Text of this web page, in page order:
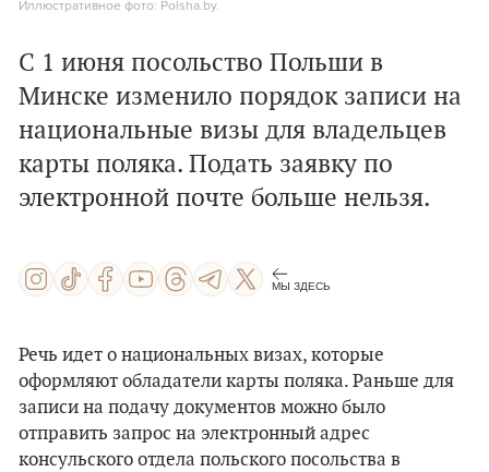
Иллюстративное фото: Polsha.by.
С 1 июня посольство Польши в
Минске изменило порядок записи на
национальные визы для владельцев
карты поляка. Подать заявку по
электронной почте больше нельзя.
МЫ ЗДЕСЬ
Речь идет о национальных визах, которые
оформляют обладатели карты поляка. Раньше для
записи на подачу документов можно было
отправить запрос на электронный адрес
консульского отдела польского посольства в